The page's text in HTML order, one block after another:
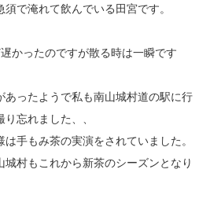
で淹れて飲んでいる田宮です。
かったのですが散る時は一瞬です
あったようで私も南山城村道の駅に行
忘れました、、
手もみ茶の実演をされていました。
村もこれから新茶のシーズンとなり